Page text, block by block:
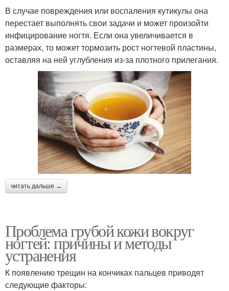
В случае повреждения или воспаления кутикулы она
перестает выполнять свои задачи и может произойти
инфицирование ногтя. Если она увеличивается в
размерах, то может тормозить рост ногтевой пластины,
оставляя на ней углубления из-за плотного прилегания.
читать дальше →
Проблема грубой кожи вокруг
ногтей: причины и методы
устранения
К появлению трещин на кончиках пальцев приводят
следующие факторы: